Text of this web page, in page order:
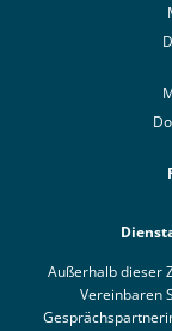
Außerhalb dieser
Vereinbaren